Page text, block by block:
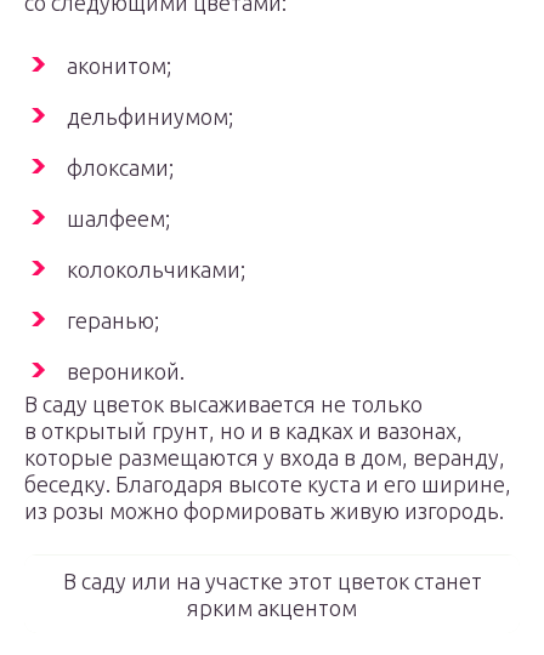
аконитом;
дельфиниумом;
флоксами;
шалфеем;
колокольчиками;
геранью;
вероникой.
В саду цветок высаживается не только
в открытый грунт, но и в кадках и вазонах,
которые размещаются у входа в дом, веранду,
беседку. Благодаря высоте куста и его ширине,
из розы можно формировать живую изгородь.
В саду или на участке этот цветок станет
ярким акцентом